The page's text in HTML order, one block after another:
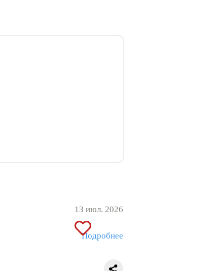
13 июл. 2026
Подробнее